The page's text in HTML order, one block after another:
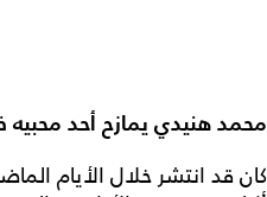
محمد هنيدي يمازح أحد محبيه
كان قد انتشر خلال الأيام